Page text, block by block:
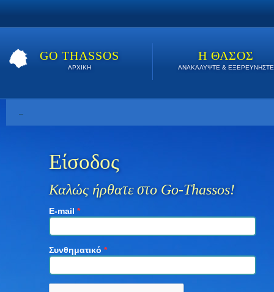
GO THASSOS
ΑΡΧΙΚΗ
Η ΘΑΣΟΣ
ΑΝΑΚΑΛΥΨΤΕ & ΕΞΕΡΕΥΝΗΣΤΕ
Βρείτε εδώ τις καλύτερες προσφορές όλο το καλοκαίρι.
Είσοδος
Καλώς ήρθατε στο Go-Thassos!
E-mail *
Συνθηματικό *